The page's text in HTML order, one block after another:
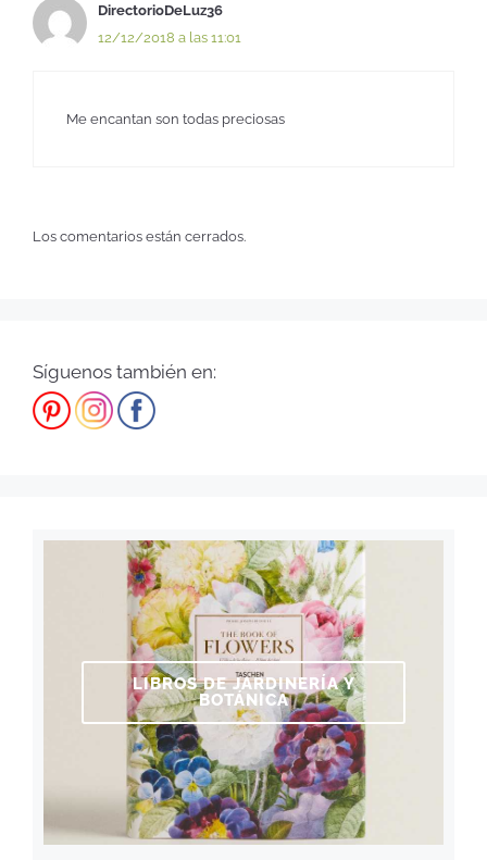
DirectorioDeLuz36
12/12/2018 a las 11:01
Me encantan son todas preciosas
Los comentarios están cerrados.
Síguenos también en:
LIBROS DE JARDINERÍA Y
BOTÁNICA